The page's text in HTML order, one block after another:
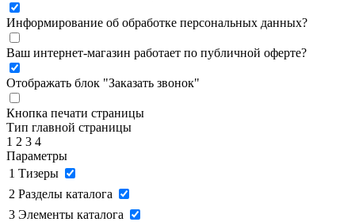
Информирование об обработке персональных данных?
Ваш интернет-магазин работает по публичной оферте?
Отображать блок "Заказать звонок"
Кнопка печати страницы
Тип главной страницы
1 2 3 4
Параметры
1 Тизеры
2 Разделы каталога
3 Элементы каталога